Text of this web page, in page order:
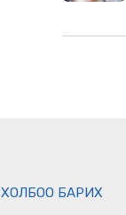
ХОЛБОО БАРИХ